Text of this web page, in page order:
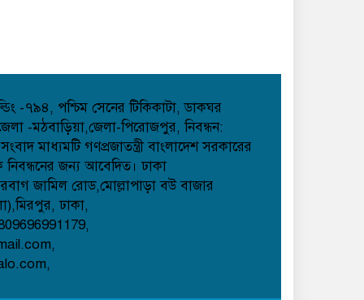
-৭৯৪, পশ্চিম সেনের টিকিকাটা, ডাকঘর
-মঠবাড়িয়া,জেলা-পিরোজপুর, নিবন্ধন:
মাধ্যমটি গণপ্রজাতন্ত্রী বাংলাদেশ সরকারের
নিবন্ধনের জন্য আবেদিত। ঢাকা
জামিল রোড,মোল্লাপাড়া বউ বাজার
ঢাকা,